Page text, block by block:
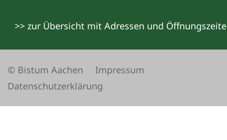
>> zur Übersicht mit Adressen und
© Bistum Aachen
Impressum
Datenschutzerklärung